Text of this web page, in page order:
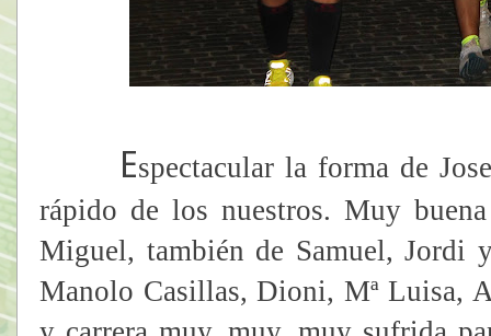
Espectacular la forma de
rápido de los nuestros. Muy
Miguel, también de Samuel, Jordi
Manolo Casillas, Dioni, Mª Luisa,